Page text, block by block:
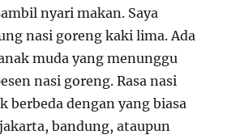
nyari makan. Saya
nasi goreng kaki lima. Ada
muda yang menunggu
nasi goreng. Rasa nasi
berbeda dengan yang biasa
bandung, ataupun